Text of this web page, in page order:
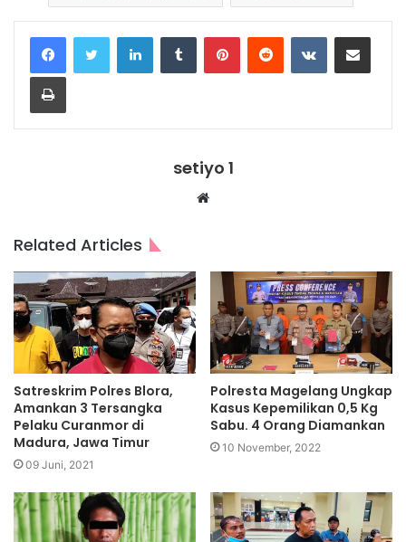
LinkedInTumblr PinterestReddit VKontakteShare via Email
Print
setiyo 1
Website
Related Articles
Satreskrim Polres Blora,
Amankan 3 Tersangka
Pelaku Curanmor di
Madura, Jawa Timur
09 Juni, 2021
Polresta Magelang Ungkap
Kasus Kepemilikan 0,5 Kg
Sabu. 4 Orang Diamankan
10 November, 2022